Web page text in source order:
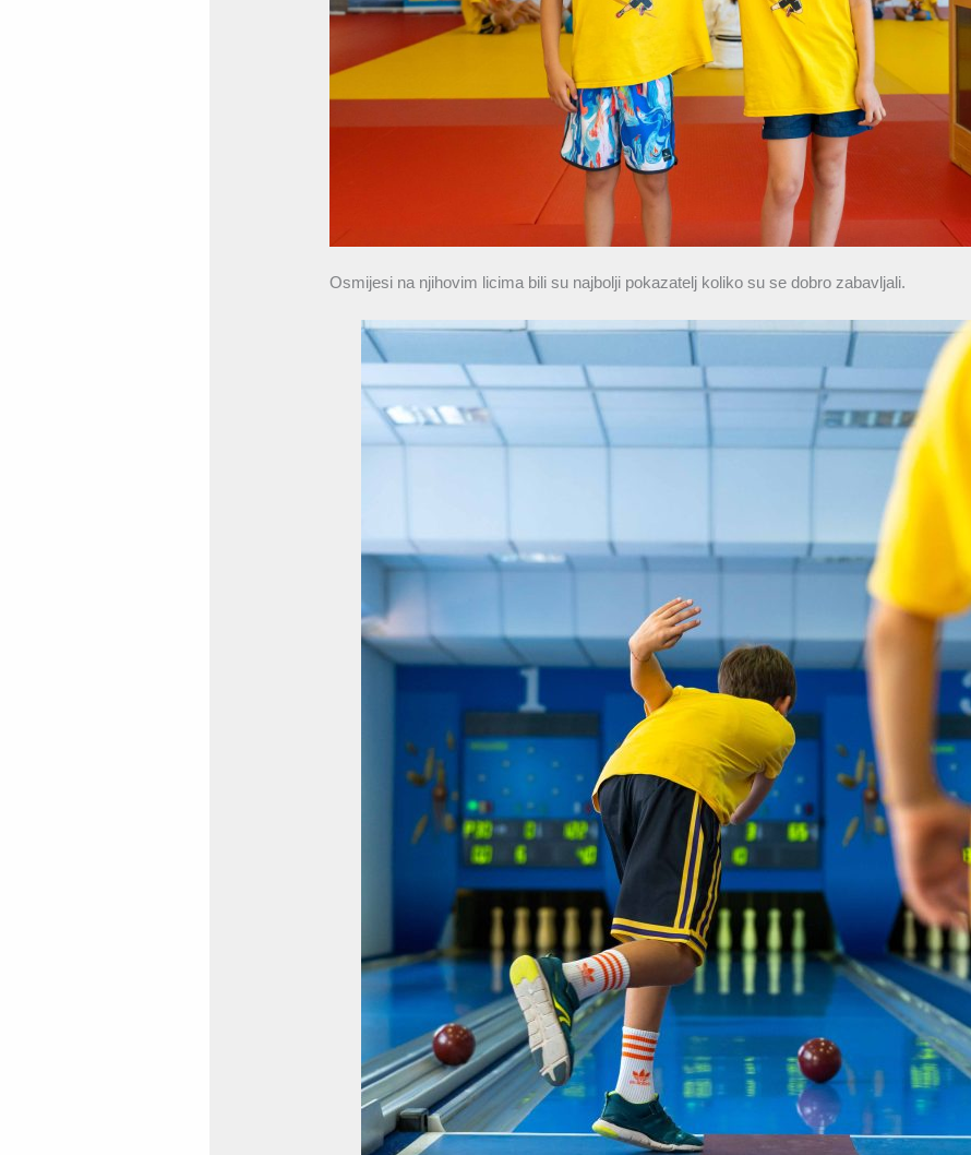
Osmijesi na njihovim licima bili su najbolji pokazatelj koliko su se dobro zabavljali.